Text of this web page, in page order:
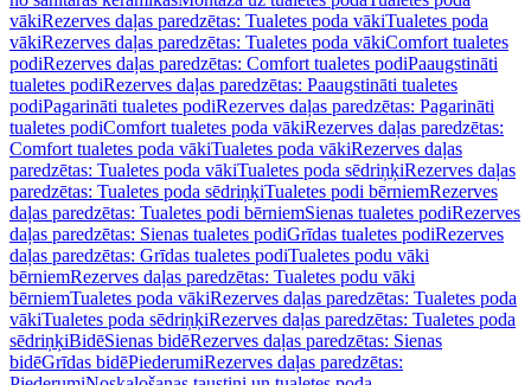
vākiRezerves daļas paredzētas: Tualetes poda vākiTualetes poda
vākiRezerves daļas paredzētas: Tualetes poda vākiComfort tualetes
podiRezerves daļas paredzētas: Comfort tualetes podiPaaugstināti
tualetes podiRezerves daļas paredzētas: Paaugstināti tualetes
podiPagarināti tualetes podiRezerves daļas paredzētas: Pagarināti
tualetes podiComfort tualetes poda vākiRezerves daļas paredzētas:
Comfort tualetes poda vākiTualetes poda vākiRezerves daļas
paredzētas: Tualetes poda vākiTualetes poda sēdriņķiRezerves daļas
paredzētas: Tualetes poda sēdriņķiTualetes podi bērniemRezerves
daļas paredzētas: Tualetes podi bērniemSienas tualetes podiRezerves
daļas paredzētas: Sienas tualetes podiGrīdas tualetes podiRezerves
daļas paredzētas: Grīdas tualetes podiTualetes podu vāki
bērniemRezerves daļas paredzētas: Tualetes podu vāki
bērniemTualetes poda vākiRezerves daļas paredzētas: Tualetes poda
vākiTualetes poda sēdriņķiRezerves daļas paredzētas: Tualetes poda
sēdriņķiBidēSienas bidēRezerves daļas paredzētas: Sienas
bidēGrīdas bidēPiederumiRezerves daļas paredzētas: